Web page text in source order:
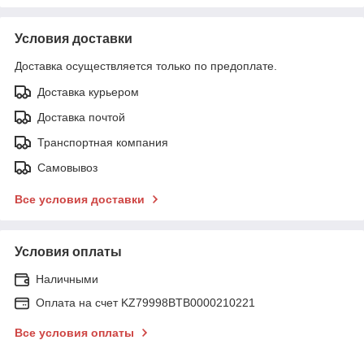
Условия доставки
Доставка осуществляется только по предоплате.
Доставка курьером
Доставка почтой
Транспортная компания
Самовывоз
Все условия доставки
Условия оплаты
Наличными
Оплата на счет KZ79998BTB0000210221
Все условия оплаты